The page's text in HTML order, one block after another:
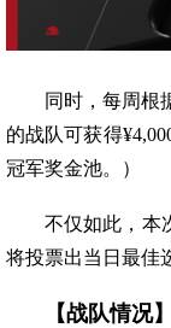
同时，每周根
的战队可获得
冠军奖金池。）
不仅如此，本
将投票出当日最佳
【战队情况】